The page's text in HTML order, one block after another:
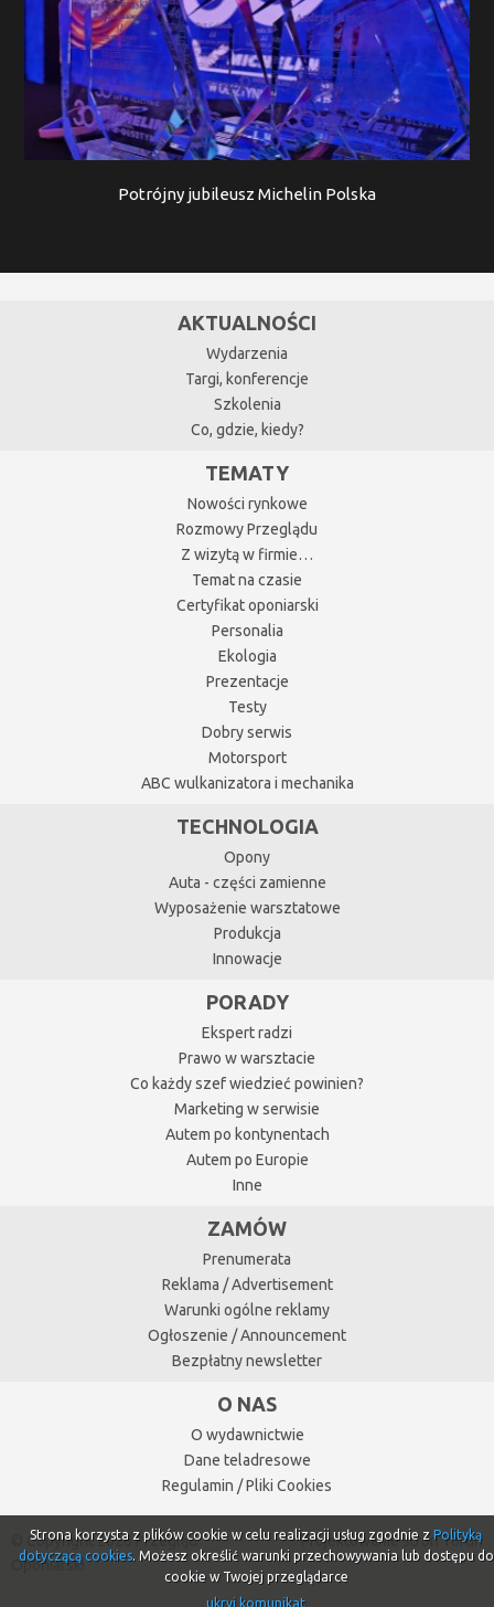
Potrójny jubileusz Michelin Polska
AKTUALNOŚCI
Wydarzenia
Targi, konferencje
Szkolenia
Co, gdzie, kiedy?
TEMATY
Nowości rynkowe
Rozmowy Przeglądu
Z wizytą w firmie…
Temat na czasie
Certyfikat oponiarski
Personalia
Ekologia
Prezentacje
Testy
Dobry serwis
Motorsport
ABC wulkanizatora i mechanika
TECHNOLOGIA
Opony
Auta - części zamienne
Wyposażenie warsztatowe
Produkcja
Innowacje
PORADY
Ekspert radzi
Prawo w warsztacie
Co każdy szef wiedzieć powinien?
Marketing w serwisie
Autem po kontynentach
Autem po Europie
Inne
ZAMÓW
Prenumerata
Reklama / Advertisement
Warunki ogólne reklamy
Ogłoszenie / Announcement
Bezpłatny newsletter
O NAS
O wydawnictwie
Dane teladresowe
Regulamin / Pliki Cookies
© Copyright 2026 Przegląd
Oponiarski
Projektowanie stron Toruń
Strona korzysta z plików cookie w celu realizacji usług zgodnie z Polityką
dotyczącą cookies. Możesz określić warunki przechowywania lub dostępu do
cookie w Twojej przeglądarce
ukryj komunikat